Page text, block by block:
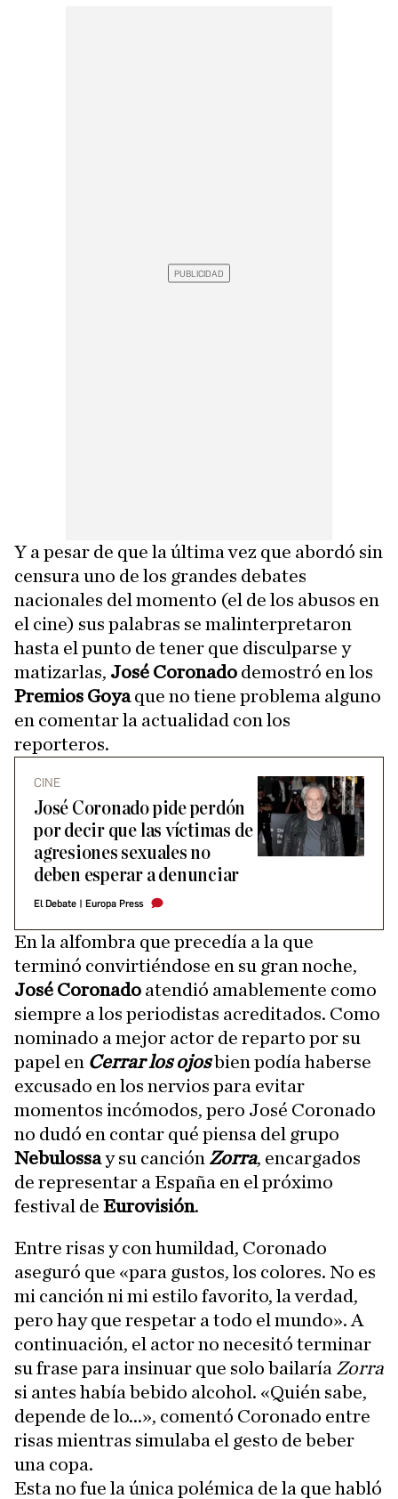
Y a pesar de que la última vez que abordó sin
censura uno de los grandes debates
nacionales del momento (el de los abusos en
el cine) sus palabras se malinterpretaron
hasta el punto de tener que disculparse y
matizarlas, José Coronado demostró en los
Premios Goyaque no tiene problema alguno
en comentar la actualidad con los
reporteros.
CINE
José Coronado pide perdón
por decir que las víctimas de
agresiones sexuales no
deben esperar a denunciar
El Debate | Europa Press
En la alfombra que precedía a la que
terminó convirtiéndose en su gran noche,
José Coronado atendió amablemente como
siempre a los periodistas acreditados. Como
nominado a mejor actor de reparto por su
papel en Cerrar los ojosbien podía haberse
excusado en los nervios para evitar
momentos incómodos, pero José Coronado
no dudó en contar qué piensa del grupo
Nebulossay su canción Zorra, encargados
de representar a España en el próximo
festival de Eurovisión.
Entre risas y con humildad, Coronado
aseguró que «para gustos, los colores. No es
mi canción ni mi estilo favorito, la verdad,
pero hay que respetar a todo el mundo». A
continuación, el actor no necesitó terminar
su frase para insinuar que solo bailaría Zorra
si antes había bebido alcohol. «Quién sabe,
depende de lo...», comentó Coronado entre
risas mientras simulaba el gesto de beber
una copa.
Esta no fue la única polémica de la que habló